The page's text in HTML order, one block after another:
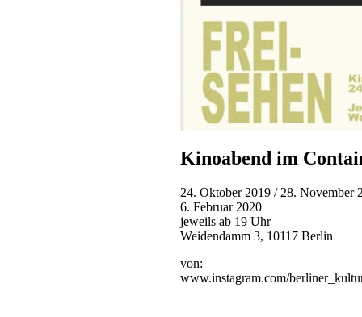
Kinoabend im
24. Oktober 2019 / 28. November
6. Februar 2020
jeweils ab 19 Uhr
Weidendamm 3, 10117 Berlin
von:
www.instagram.com/